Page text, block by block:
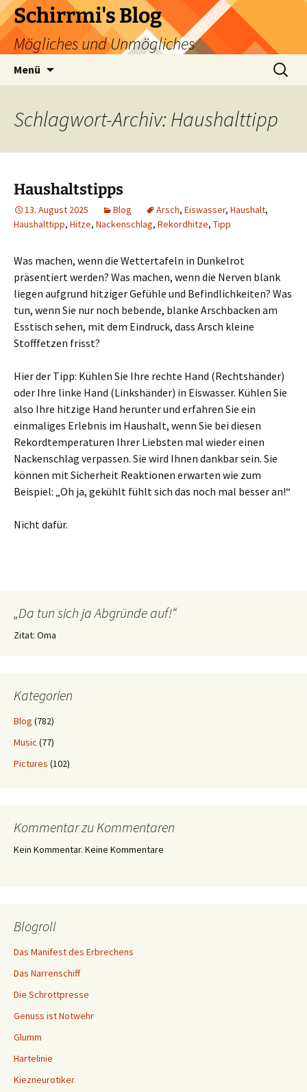
Zum
Inhalt
springen
Schirrmi's Blog
Mögliches und Unmögliches
Menü
Suchen
nach:
Schlagwort-Archiv: Haushalttipp
Haushaltstipps
13. August 2025 Blog Arsch, Eiswasser, Haushalt,
Haushalttipp, Hitze, Nackenschlag, Rekordhitze, Tipp
Was machen, wenn die Wettertafeln in Dunkelrot
präsentiert werden? Was machen, wenn die Nerven blank
liegen aufgrund hitziger Gefühle und Befindlichkeiten? Was
tun, wenn Sie nur noch bebende, blanke Arschbacken am
Esstisch sehen, mit dem Eindruck, dass Arsch kleine
Stofffetzen frisst?
Hier der Tipp: Kühlen Sie Ihre rechte Hand (Rechtshänder)
oder Ihre linke Hand (Linkshänder) in Eiswasser. Kühlen Sie
also Ihre hitzige Hand herunter und erfahren Sie ein
einmaliges Erlebnis im Haushalt, wenn Sie bei diesen
Rekordtemperaturen Ihrer Liebsten mal wieder einen
Nackenschlag verpassen. Sie wird Ihnen dankbar sein. Sie
können mit Sicherheit Reaktionen erwarten wie zum
Beispiel: „Oh ja, gekühlt fühlt sich das noch mal besser an!“
Nicht dafür.
„Da tun sich ja Abgründe auf!“
Zitat: Oma
Kategorien
Blog (782)
Music (77)
Pictures (102)
Kommentar zu Kommentaren
Kein Kommentar. Keine Kommentare
Blogroll
Das Manifest des Erbrechens
Das Narrenschiff
Die Schrottpresse
Genuss ist Notwehr
Glumm
Hartelinie
Kiezneurotiker